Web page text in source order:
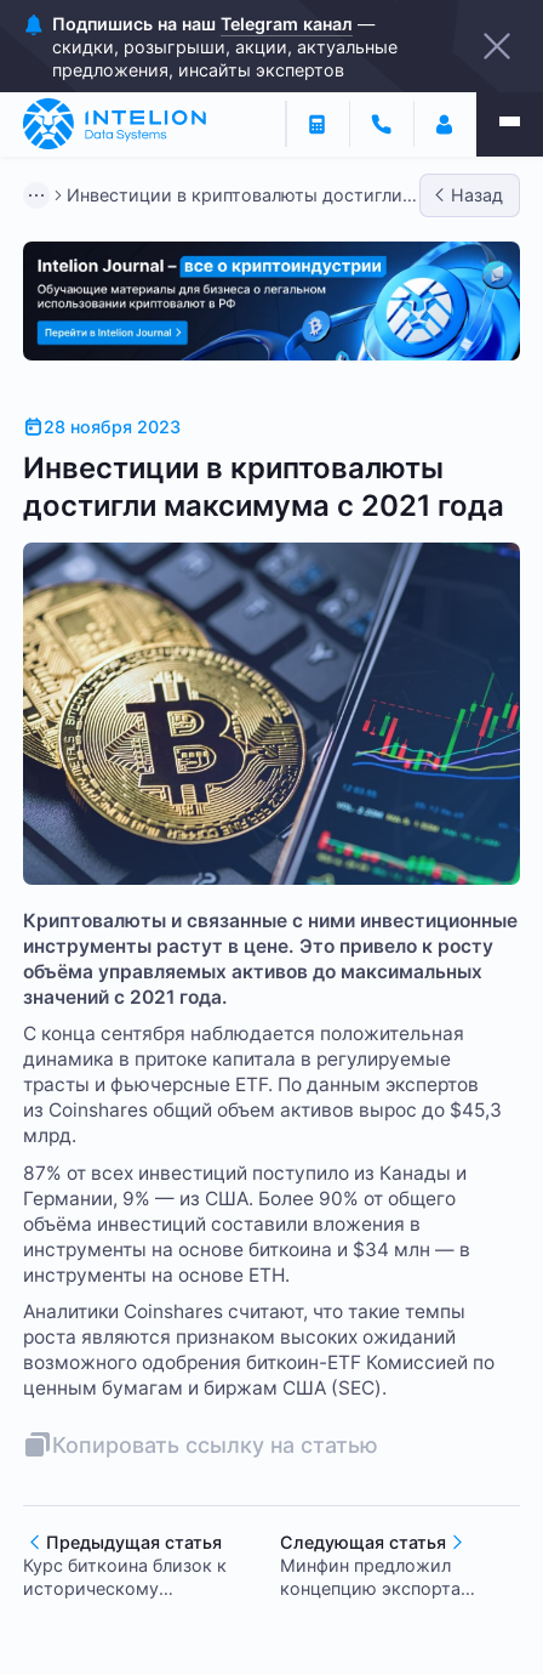
Подпишись на наш Telegram канал —
скидки, розыгрыши, акции, актуальные
предложения, инсайты экспертов
Инвестиции в криптовалюты достигли
Назад
28 ноября 2023
Инвестиции в криптовалюты
достигли максимума с 2021 года
Криптовалюты и связанные с ними инвестиционные
инструменты растут в цене. Это привело к росту
объёма управляемых активов до максимальных
значений с 2021 года.
С конца сентября наблюдается положительная
динамика в притоке капитала в регулируемые
трасты и фьючерсные ETF. По данным экспертов
из Coinshares общий объем активов вырос до $45,3
млрд.
87% от всех инвестиций поступило из Канады и
Германии, 9% — из США. Более 90% от общего
объёма инвестиций составили вложения в
инструменты на основе биткоина и $34 млн — в
инструменты на основе ETH.
Аналитики Coinshares считают, что такие темпы
роста являются признаком высоких ожиданий
возможного одобрения биткоин-ETF Комиссией по
ценным бумагам и биржам США (SEC).
Копировать ссылку на статью
Предыдущая статья
Курс биткоина близок к
историческому
Следующая статья
Минфин предложил
концепцию экспорта